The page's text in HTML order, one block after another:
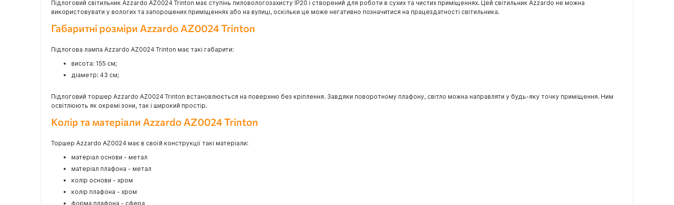
Підлоговий світильник Azzardo AZ0024 Trinton має ступінь пиловологозахисту IP20 і створений для роботи в сухих та чистих приміщеннях. Цей світильник Azzardo не можна
використовувати у вологих та запорошених приміщеннях або на вулиці, оскільки це може негативно позначитися на працездатності світильника.
Габаритні розміри Azzardo AZ0024 Trinton
Підлогова лампа Azzardo AZ0024 Trinton має такі габарити:
висота: 155 см;
діаметр: 43 см;
Підлоговий торшер Azzardo AZ0024 Trinton встановлюється на поверхню без кріплення. Завдяки поворотному плафону, світло можна направляти у будь-яку точку приміщення. Ним
освітлюють як окремі зони, так і широкий простір.
Колір та матеріали Azzardo AZ0024 Trinton
Торшер Azzardo AZ0024 має в своїй конструкції такі матеріали:
матеріал основи - метал
матеріал плафона - метал
колір основи - хром
колір плафона - хром
форма плафона - сфера